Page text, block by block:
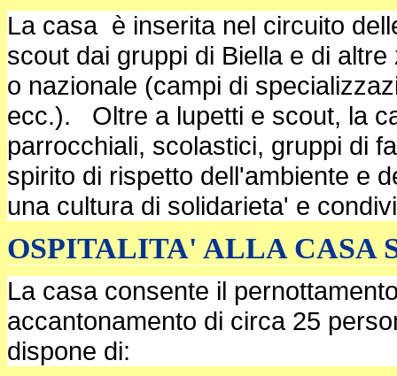
La casa è inserita nel circuito
scout dai gruppi di Biella e di
o nazionale (campi di
ecc.). Oltre a lupetti e scout, la
parrocchiali, scolastici, gruppi di
spirito di rispetto dell'ambiente e
una cultura di solidarieta' e
OSPITALITA' ALLA CASA
La casa consente il
accantonamento di circa 25
dispone di: